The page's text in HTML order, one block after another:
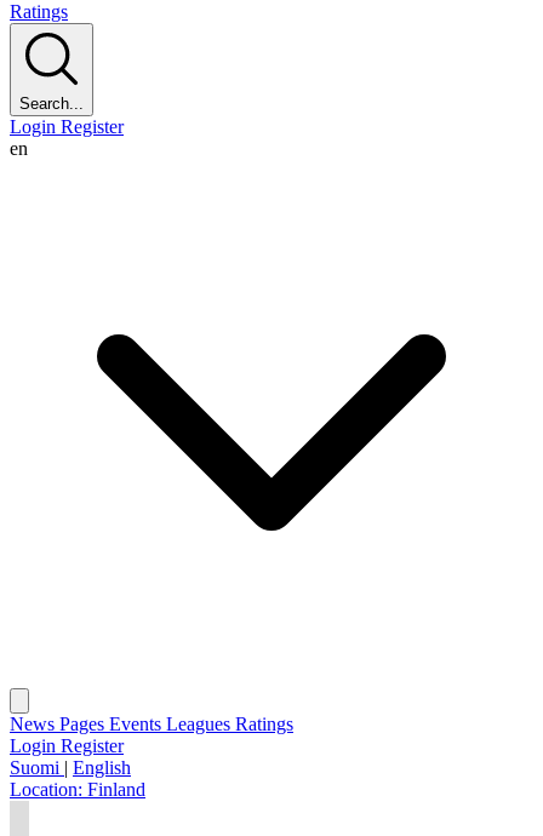
Ratings
Search...
Login Register
en
News Pages Events Leagues Ratings
Login Register
Suomi | English
Location: Finland